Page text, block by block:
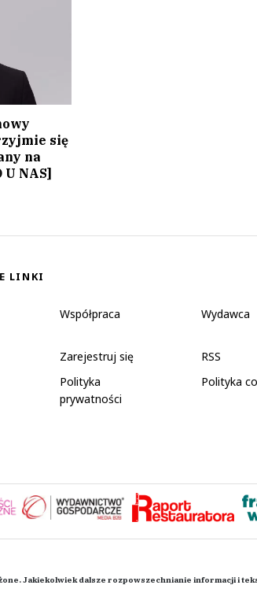
się
na
NAS]
LINKI
Współpraca Wydawca
Zarejestruj się
RSS
Polityka
prywatności
Polityka
Jakiekolwiek dalsze rozpowszechnianie informacji i